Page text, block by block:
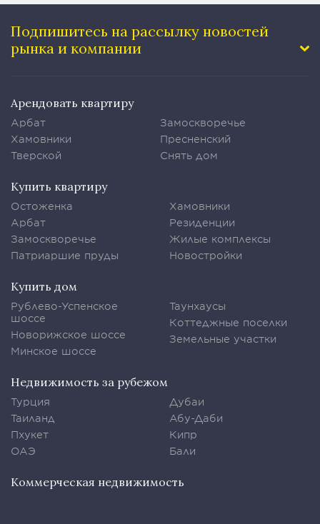
Подпишитесь на рассылку новостей
рынка и компании
Арендовать квартиру
Арбат
Хамовники
Тверской
Замоскворечье
Пресненский
Снять дом
Купить квартиру
Остоженка
Арбат
Замоскворечье
Патриаршие пруды
Хамовники
Резиденции
Жилые комплексы
Новостройки
Купить дом
Рублево-Успенское
шоссе
Новорижское шоссе
Минское шоссе
Таунхаусы
Коттеджные поселки
Земельные участки
Недвижимость за рубежом
Турция
Таиланд
Пхукет
ОАЭ
Дубаи
Абу-Даби
Кипр
Бали
Коммерческая недвижимость